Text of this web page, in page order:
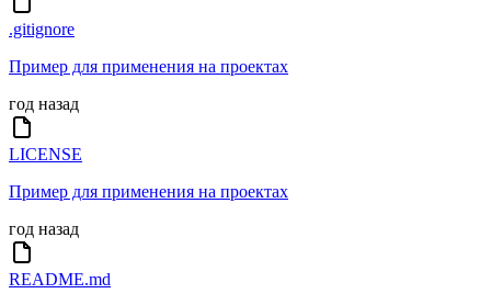
.gitignore
Пример для применения на проектах
год назад
LICENSE
Пример для применения на проектах
год назад
README.md